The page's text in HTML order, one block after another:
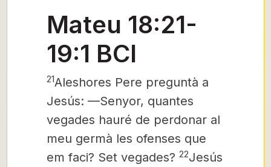
Mateu 18:21-
19:1 BCI
21Aleshores Pere preguntà a
Jesús: —Senyor, quantes
vegades hauré de perdonar al
meu germà les ofenses que
em faci? Set vegades? 22Jesús